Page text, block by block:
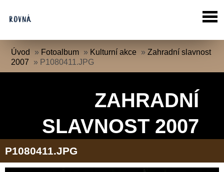
Úvod » Fotoalbum » Kulturní akce »Zahradní slavnost
2007
» P1080411.JPG
ZAHRADNÍ
SLAVNOST 2007
P1080411.JPG